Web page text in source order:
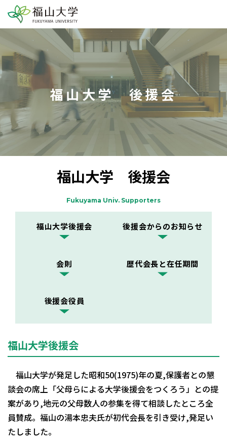
福山大学 後援会
福山大学 後援会
Fukuyama Univ. Supporters
福山大学後援会 後援会からのお知らせ
会則 歴代会長と在任期間
後援会役員
福山大学後援会
福山大学が発足した昭和50(1975)年の夏,保護者との懇
談会の席上「父母らによる大学後援会をつくろう」との提
案があり,地元の父母数人の参集を得て相談したところ全
員賛成。福山の湯本忠夫氏が初代会長を引き受け,発足い
たしました。